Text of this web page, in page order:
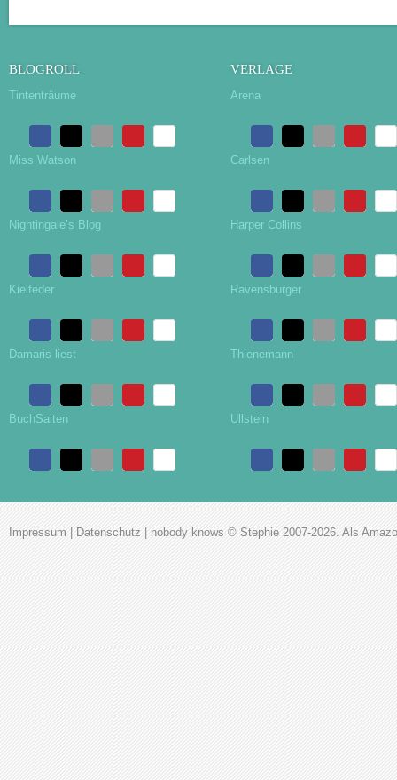
BLOGROLL
Tintenträume
Miss Watson
Nightingale’s Blog
Kielfeder
Damaris liest
BuchSaiten
VERLAGE
Arena
Carlsen
Harper Collins
Ravensburger
Thienemann
Ullstein
Impressum Datenschutz nobody knows © Stephie 2007-2026. Als